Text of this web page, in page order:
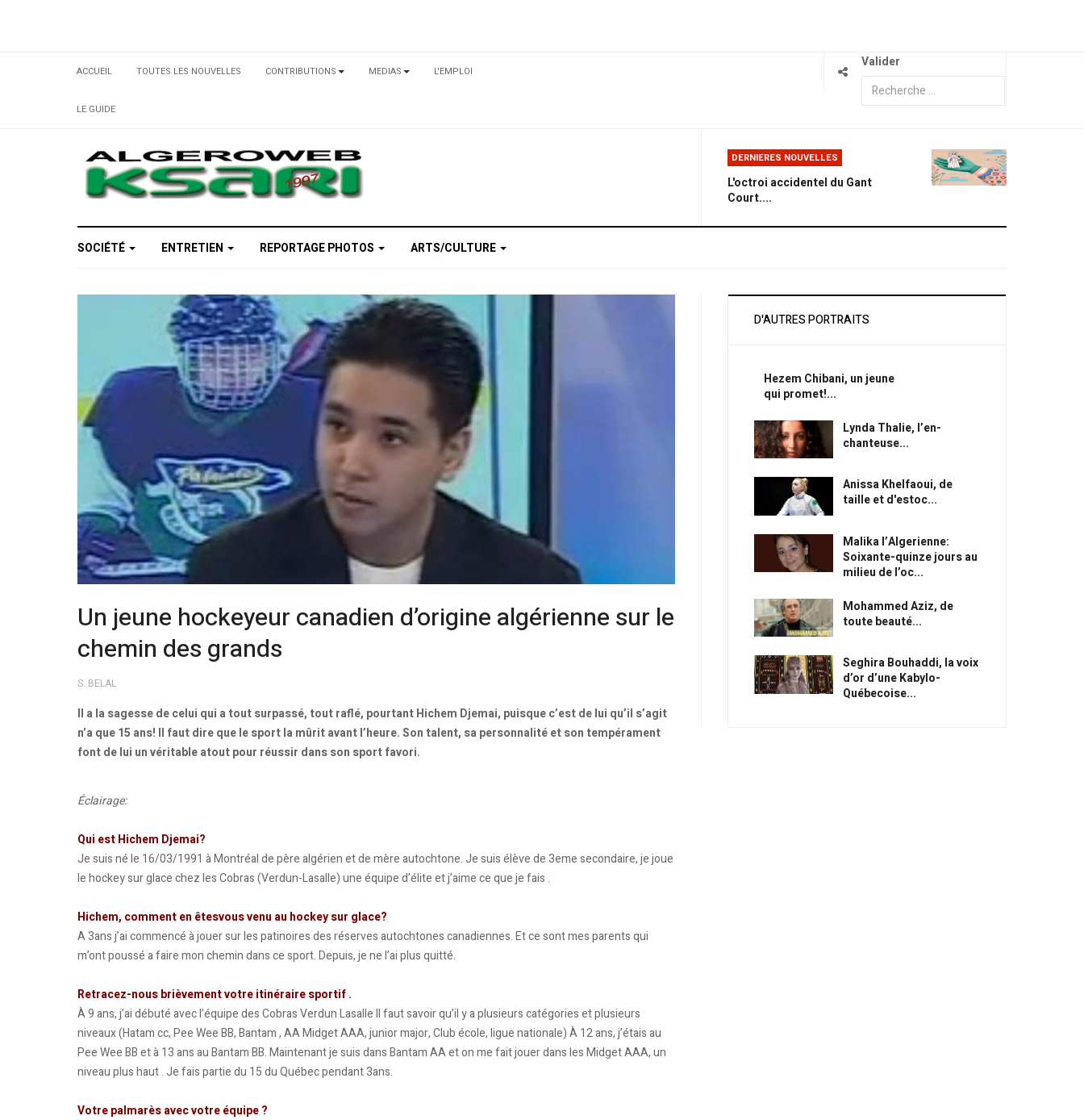
ACCUEIL TOUTES LES NOUVELLES CONTRIBUTIONS MEDIAS L'EMPLOI
LE GUIDE
Valider
DERNIERES NOUVELLES
L'octroi accidentel du Gant
Court....
SOCIÉTÉ ENTRETIEN REPORTAGE PHOTOS ARTS/CULTURE
Un jeune hockeyeur canadien d’origine algérienne sur le
chemin des grands
S. BELAL
Il a la sagesse de celui qui a tout surpassé, tout raflé, pourtant Hichem Djemai, puisque c’est de lui qu’il s’agit
n’a que 15 ans! Il faut dire que le sport la mûrit avant l’heure. Son talent, sa personnalité et son tempérament
font de lui un véritable atout pour réussir dans son sport favori.
Éclairage:
Qui est Hichem Djemai?
Je suis né le 16/03/1991 à Montréal de père algérien et de mère autochtone. Je suis élève de 3eme secondaire, je joue
le hockey sur glace chez les Cobras (Verdun-Lasalle) une équipe d’élite et j’aime ce que je fais .
Hichem, comment en êtesvous venu au hockey sur glace?
A 3ans j’ai commencé à jouer sur les patinoires des réserves autochtones canadiennes. Et ce sont mes parents qui
m’ont poussé a faire mon chemin dans ce sport. Depuis, je ne l’ai plus quitté.
Retracez-nous brièvement votre itinéraire sportif .
À 9 ans, j’ai débuté avec l’équipe des Cobras Verdun Lasalle Il faut savoir qu’il y a plusieurs catégories et plusieurs
niveaux (Hatam cc, Pee Wee BB, Bantam , AA Midget AAA, junior major, Club école, ligue nationale) À 12 ans, j’étais au
Pee Wee BB et à 13 ans au Bantam BB. Maintenant je suis dans Bantam AA et on me fait jouer dans les Midget AAA, un
niveau plus haut . Je fais partie du 15 du Québec pendant 3ans.
Votre palmarès avec votre équipe ?
D'AUTRES PORTRAITS
Hezem Chibani, un jeune
qui promet!...
Lynda Thalie, l’en-
chanteuse...
Anissa Khelfaoui, de
taille et d'estoc...
Malika l’Algerienne:
Soixante-quinze jours au
milieu de l’oc...
Mohammed Aziz, de
toute beauté...
Seghira Bouhaddi, la voix
d’or d’une Kabylo-
Québecoise...